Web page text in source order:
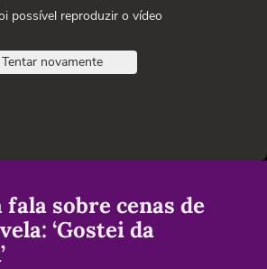
possível reproduzir o vídeo
Tentar novamente
fala sobre cenas de
‘Gostei da